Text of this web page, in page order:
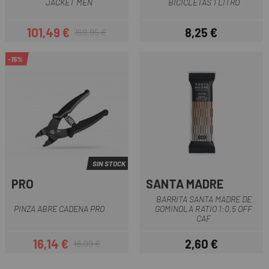
Precio
101,49 €Precio regular
169,95 €
Precio
8,25 €
-15%
SIN STOCK
PRO
PINZA ABRE CADENA PRO
Precio
16,14 €Precio regular
18,99 €
SANTA MADRE
BARRITA SANTA MADRE DE
GOMINOLA RATIO 1:0,5 OFF
CAF
Precio
2,60 €